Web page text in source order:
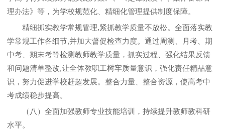
理办法》等，为学校规范化、精细化管理提供制度保障。
精细抓实教学常规管理,紧抓教学质量不放松。全面落实教
学常规工作各细节,并加大督促检查力度。通过周测、月考、期
中考、期末考等检测教师教学质量，抓实过程、强化结果反馈
和问题清单整改,让全体教职工树牢质量意识，强化责任精品意
识，努力促进学校赶超发展。整合力量、整合资源，使高考中
考成绩稳步提高。
（八）全面加强教师专业技能培训，持续提升教师教科研
水平。